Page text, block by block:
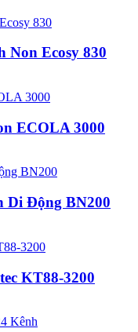
Non Ecosy 830
ECOLA 3000
Di Động BN200
KT88-3200